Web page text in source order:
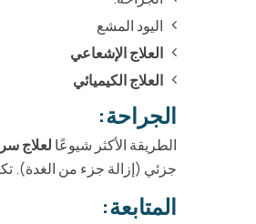
اليود المشع
العلاج الإشعاعي
العلاج الكيميائي
الجراحة:
الطريقة الأكثر شيوعًا لعلاج
جزئي (إزالة جزء من الغدة).
المتابعة: